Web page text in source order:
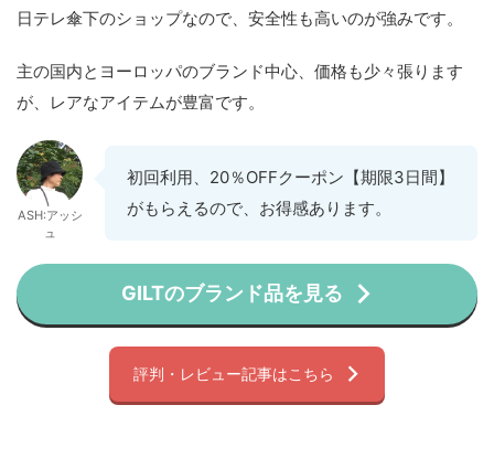
日テレ傘下のショップなので、安全性も高いのが強みです。
主の国内とヨーロッパのブランド中心、価格も少々張ります
が、レアなアイテムが豊富です。
ASH:アッシ
ュ
初回利用、20％OFFクーポン【期限3日間】
がもらえるので、お得感あります。
GILTのブランド品を見る
評判・レビュー記事はこちら